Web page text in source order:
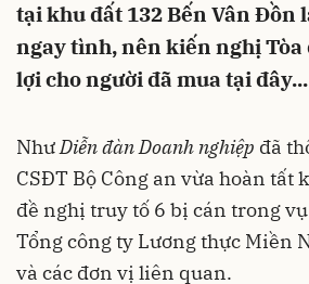
tại khu đất 132 Bến Vân Đồn
ngay tình, nên kiến nghị Tòa
lợi cho người đã mua tại đây...
NhưDiễn đàn Doanh nghiệp đã
CSĐT Bộ Công an vừa hoàn tất
đề nghị truy tố 6 bị cán trong
Tổng công ty Lương thực Miền
và các đơn vị liên quan.